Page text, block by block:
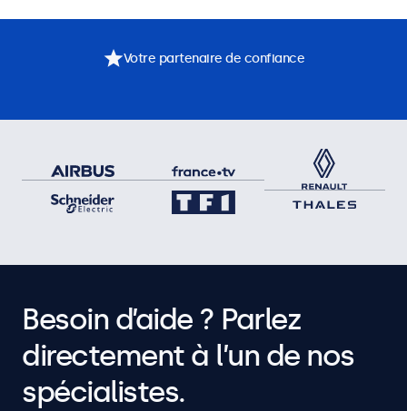
Votre partenaire de confiance
Besoin d’aide ? Parlez
directement à l’un de nos
spécialistes.